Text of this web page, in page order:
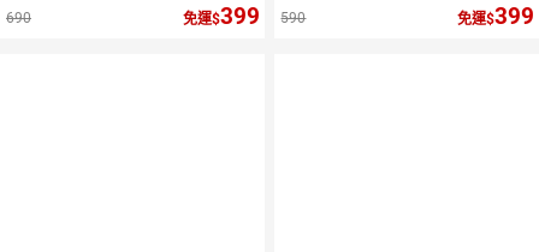
690
免運 399
590
免運 399